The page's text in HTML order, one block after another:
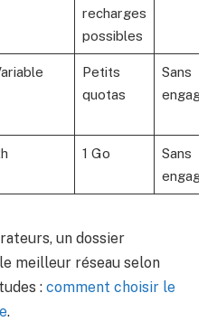
recharges
possibles
Petits
quotas
Sans
1 Go
Sans
un dossier
meilleur réseau selon
: comment choisir le
.